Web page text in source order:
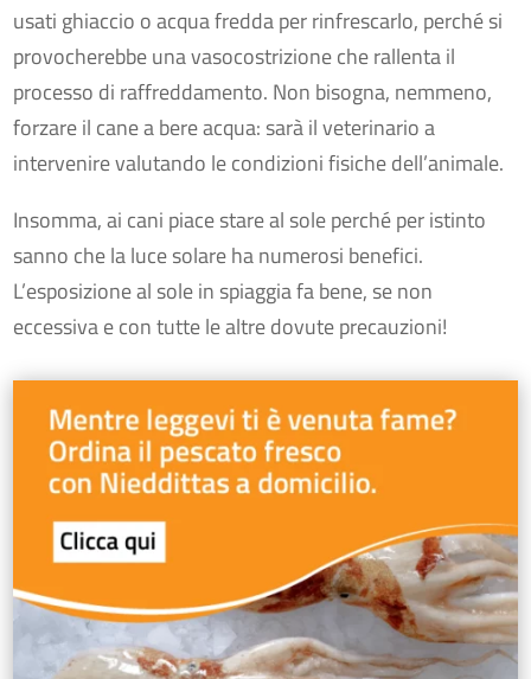
usati ghiaccio o acqua fredda per rinfrescarlo, perché si
provocherebbe una vasocostrizione che rallenta il
processo di raffreddamento. Non bisogna, nemmeno,
forzare il cane a bere acqua: sarà il veterinario a
intervenire valutando le condizioni fisiche dell’animale.
Insomma, ai cani piace stare al sole perché per istinto
sanno che la luce solare ha numerosi benefici.
L’esposizione al sole in spiaggia fa bene, se non
eccessiva e con tutte le altre dovute precauzioni!